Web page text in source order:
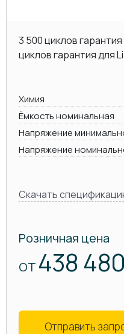
3 500 циклов
циклов гарантия для
Химия
Ёмкость номинальная
Напряжение
Напряжение
Скачать
Розничная цена
ОТ 438 480
Отправить